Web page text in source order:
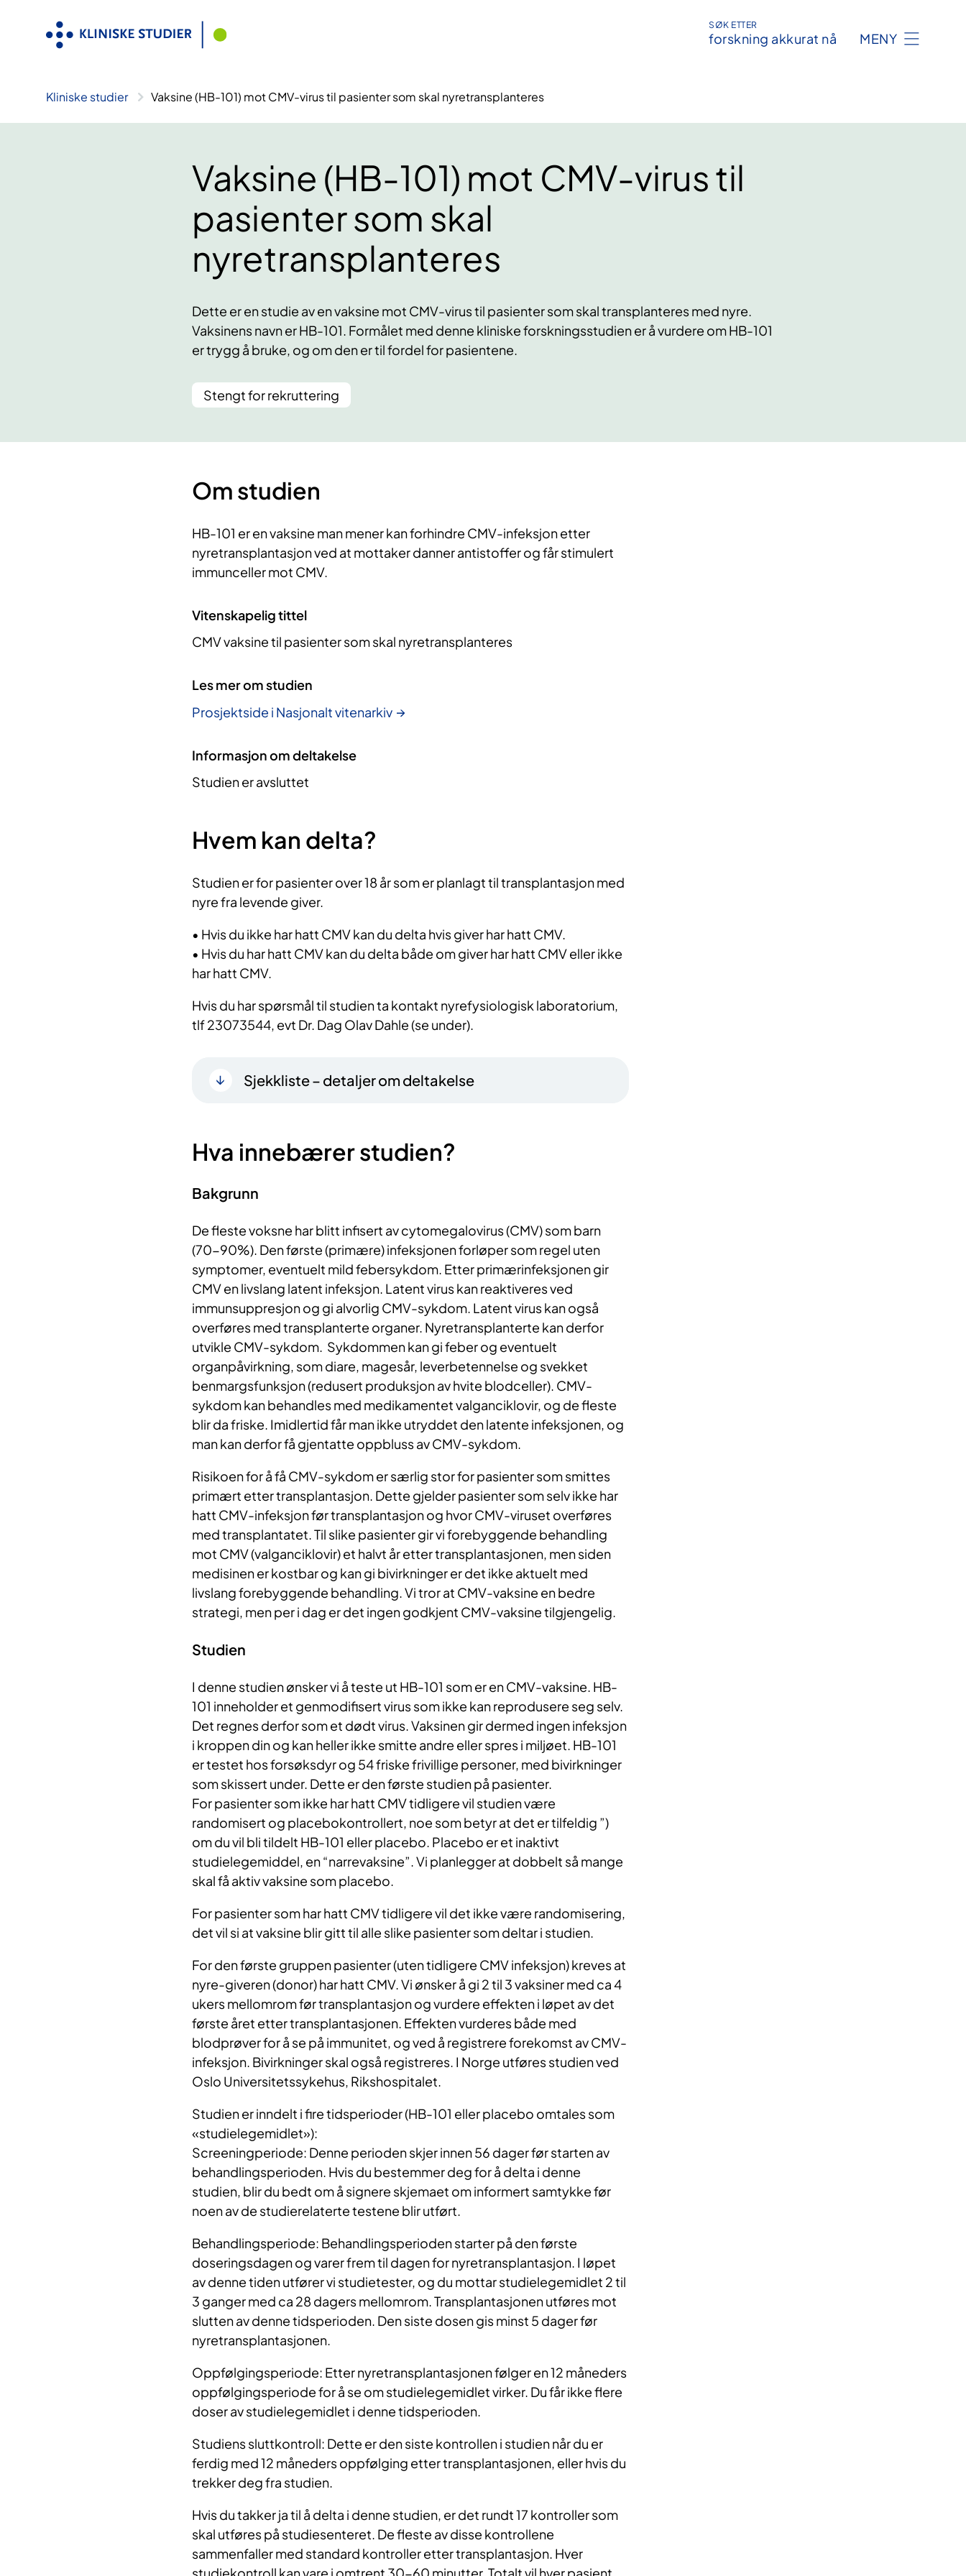
SØK ETTER
forskning akkurat nå MENY
Kliniske studier Vaksine (HB-101) mot CMV-virus til pasienter som skal nyretransplanteres
Vaksine (HB-101) mot CMV-virus til
pasienter som skal
nyretransplanteres
Dette er en studie av en vaksine mot CMV-virus til pasienter som skal transplanteres med nyre.
Vaksinens navn er HB-101. Formålet med denne kliniske forskningsstudien er å vurdere om HB-101
er trygg å bruke, og om den er til fordel for pasientene.
Stengt for rekruttering
Om studien
HB-101 er en vaksine man mener kan forhindre CMV-infeksjon etter
nyretransplantasjon ved at mottaker danner antistoffer og får stimulert
immunceller mot CMV.
Vitenskapelig tittel
CMV vaksine til pasienter som skal nyretransplanteres
Les mer om studien
Prosjektside i Nasjonalt vitenarkiv
Informasjon om deltakelse
Studien er avsluttet
Hvem kan delta?
Studien er for pasienter over 18 år som er planlagt til transplantasjon med
nyre fra levende giver.
• Hvis du ikke har hatt CMV kan du delta hvis giver har hatt CMV.
• Hvis du har hatt CMV kan du delta både om giver har hatt CMV eller ikke
har hatt CMV.
Hvis du har spørsmål til studien ta kontakt nyrefysiologisk laboratorium,
tlf 23073544, evt Dr. Dag Olav Dahle (se under).
Sjekkliste – detaljer om deltakelse
Hva innebærer studien?
Bakgrunn
De fleste voksne har blitt infisert av cytomegalovirus (CMV) som barn
(70-90%). Den første (primære) infeksjonen forløper som regel uten
symptomer, eventuelt mild febersykdom. Etter primærinfeksjonen gir
CMV en livslang latent infeksjon. Latent virus kan reaktiveres ved
immunsuppresjon og gi alvorlig CMV-sykdom. Latent virus kan også
overføres med transplanterte organer. Nyretransplanterte kan derfor
utvikle CMV-sykdom. Sykdommen kan gi feber og eventuelt
organpåvirkning, som diare, magesår, leverbetennelse og svekket
benmargsfunksjon (redusert produksjon av hvite blodceller). CMV-
sykdom kan behandles med medikamentet valganciklovir, og de fleste
blir da friske. Imidlertid får man ikke utryddet den latente infeksjonen, og
man kan derfor få gjentatte oppbluss av CMV-sykdom.
Risikoen for å få CMV-sykdom er særlig stor for pasienter som smittes
primært etter transplantasjon. Dette gjelder pasienter som selv ikke har
hatt CMV-infeksjon før transplantasjon og hvor CMV-viruset overføres
med transplantatet. Til slike pasienter gir vi forebyggende behandling
mot CMV (valganciklovir) et halvt år etter transplantasjonen, men siden
medisinen er kostbar og kan gi bivirkninger er det ikke aktuelt med
livslang forebyggende behandling. Vi tror at CMV-vaksine en bedre
strategi, men per i dag er det ingen godkjent CMV-vaksine tilgjengelig.
Studien
I denne studien ønsker vi å teste ut HB-101 som er en CMV-vaksine. HB-
101 inneholder et genmodifisert virus som ikke kan reprodusere seg selv.
Det regnes derfor som et dødt virus. Vaksinen gir dermed ingen infeksjon
i kroppen din og kan heller ikke smitte andre eller spres i miljøet. HB-101
er testet hos forsøksdyr og 54 friske frivillige personer, med bivirkninger
som skissert under. Dette er den første studien på pasienter.
For pasienter som ikke har hatt CMV tidligere vil studien være
randomisert og placebokontrollert, noe som betyr at det er tilfeldig ”)
om du vil bli tildelt HB-101 eller placebo. Placebo er et inaktivt
studielegemiddel, en “narrevaksine”. Vi planlegger at dobbelt så mange
skal få aktiv vaksine som placebo.
For pasienter som har hatt CMV tidligere vil det ikke være randomisering,
det vil si at vaksine blir gitt til alle slike pasienter som deltar i studien.
For den første gruppen pasienter (uten tidligere CMV infeksjon) kreves at
nyre-giveren (donor) har hatt CMV. Vi ønsker å gi 2 til 3 vaksiner med ca 4
ukers mellomrom før transplantasjon og vurdere effekten i løpet av det
første året etter transplantasjonen. Effekten vurderes både med
blodprøver for å se på immunitet, og ved å registrere forekomst av CMV-
infeksjon. Bivirkninger skal også registreres. I Norge utføres studien ved
Oslo Universitetssykehus, Rikshospitalet.
Studien er inndelt i fire tidsperioder (HB-101 eller placebo omtales som
«studielegemidlet»):
Screeningperiode: Denne perioden skjer innen 56 dager før starten av
behandlingsperioden. Hvis du bestemmer deg for å delta i denne
studien, blir du bedt om å signere skjemaet om informert samtykke før
noen av de studierelaterte testene blir utført.
Behandlingsperiode: Behandlingsperioden starter på den første
doseringsdagen og varer frem til dagen for nyretransplantasjon. I løpet
av denne tiden utfører vi studietester, og du mottar studielegemidlet 2 til
3 ganger med ca 28 dagers mellomrom. Transplantasjonen utføres mot
slutten av denne tidsperioden. Den siste dosen gis minst 5 dager før
nyretransplantasjonen.
Oppfølgingsperiode: Etter nyretransplantasjonen følger en 12 måneders
oppfølgingsperiode for å se om studielegemidlet virker. Du får ikke flere
doser av studielegemidlet i denne tidsperioden.
Studiens sluttkontroll: Dette er den siste kontrollen i studien når du er
ferdig med 12 måneders oppfølging etter transplantasjonen, eller hvis du
trekker deg fra studien.
Hvis du takker ja til å delta i denne studien, er det rundt 17 kontroller som
skal utføres på studiesenteret. De fleste av disse kontrollene
sammenfaller med standard kontroller etter transplantasjon. Hver